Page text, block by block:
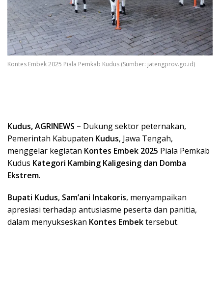
Kontes Embek 2025 Piala Pemkab Kudus (Sumber: jatengprov.go.id)
Kudus, AGRINEWS – Dukung sektor peternakan,
Pemerintah Kabupaten Kudus, Jawa Tengah,
menggelar kegiatan Kontes Embek 2025 Piala Pemkab
Kudus Kategori Kambing Kaligesing dan Domba
Ekstrem.
Bupati Kudus, Sam’ani Intakoris, menyampaikan
apresiasi terhadap antusiasme peserta dan panitia,
dalam menyukseskan Kontes Embektersebut.